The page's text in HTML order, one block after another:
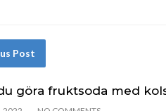
Post
göra fruktsoda med